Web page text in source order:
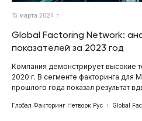
15 марта 2024 г.
Global Factoring Network:
показателей за 2023 год
Компания демонстрирует высокие
2020 г. В сегменте факторинга для
прошлого года показал результат
Глобал Факторинг Нетворк Рус Global